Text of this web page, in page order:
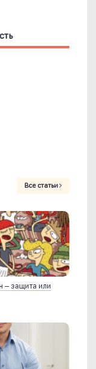
Все статьи
– защита или